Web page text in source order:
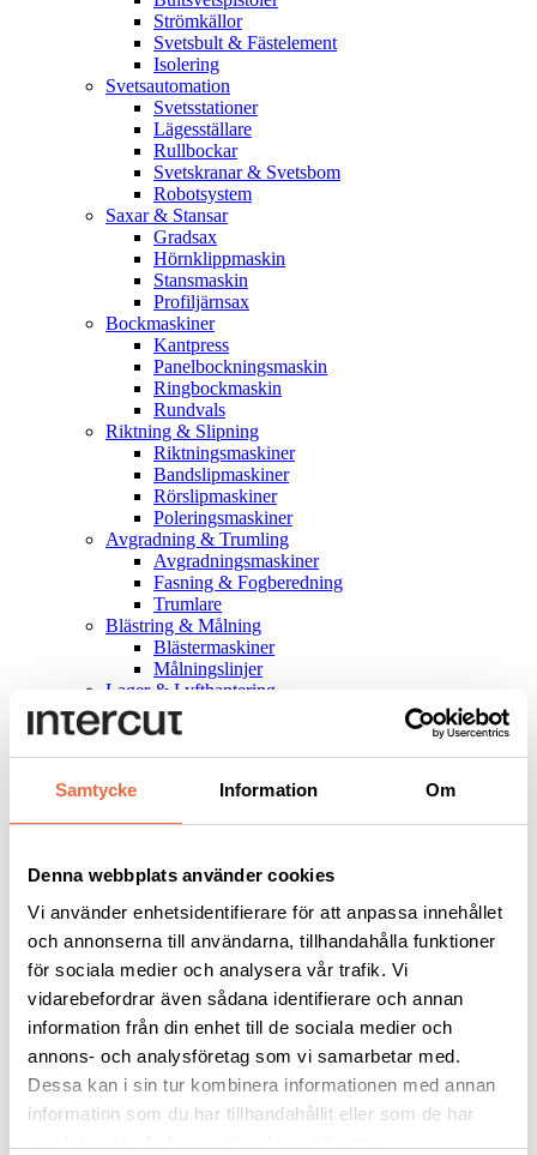
Samtycke Information Om
Denna webbplats använder cookies
Vi använder enhetsidentifierare för att anpassa innehållet
och annonserna till användarna, tillhandahålla funktioner
för sociala medier och analysera vår trafik. Vi
vidarebefordrar även sådana identifierare och annan
information från din enhet till de sociala medier och
annons- och analysföretag som vi samarbetar med.
Dessa kan i sin tur kombinera informationen med annan
information som du har tillhandahållit eller som de har
Strömkällor
Svetsbult & Fästelement
Isolering
Svetsautomation
Svetsstationer
Lägesställare
Rullbockar
Svetskranar & Svetsbom
Robotsystem
Saxar & Stansar
Gradsax
Hörnklippmaskin
Stansmaskin
Profiljärnsax
Bockmaskiner
Kantpress
Panelbockningsmaskin
Ringbockmaskin
Rundvals
Riktning & Slipning
Riktningsmaskiner
Bandslipmaskiner
Rörslipmaskiner
Poleringsmaskiner
Avgradning & Trumling
Avgradningsmaskiner
Fasning & Fogberedning
Trumlare
Blästring & Målning
Blästermaskiner
Målningslinjer
Lager & Lyfthantering
Lagerhantering
Lyfthantering
Erbjudanden
Uthyrningsmaskiner
Begagnat & demo
Fläkt & Filtersystem
Mjukvara
Slitdelar och Reservdelar
Tillbehör kapmaskiner
Skärvätska
Sågklinga
Rullbanesystem
Tillbehör Bockmaskiner
Kantpressverktyg tillbehör
Tillbehör Bultsvetsning
Bulthållare mm.